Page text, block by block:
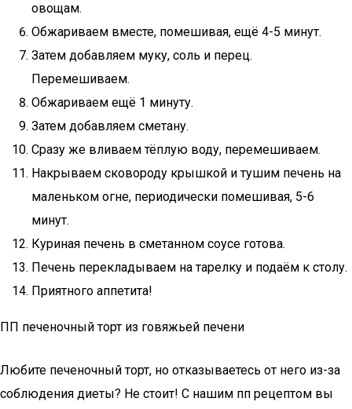
овощам.
Обжариваем вместе, помешивая, ещё 4-5 минут.
Затем добавляем муку, соль и перец.
Перемешиваем.
Обжариваем ещё 1 минуту.
Затем добавляем сметану.
Сразу же вливаем тёплую воду, перемешиваем.
Накрываем сковороду крышкой и тушим печень на
маленьком огне, периодически помешивая, 5-6
минут.
Куриная печень в сметанном соусе готова.
Печень перекладываем на тарелку и подаём к столу.
Приятного аппетита!
ПП печеночный торт из говяжьей печени
Любите печеночный торт, но отказываетесь от него из-за
соблюдения диеты? Не стоит! С нашим пп рецептом вы